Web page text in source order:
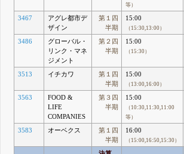
等）
3467
アグレ都市デ
ザイン
第１四
半期
15:00
（15:30,13:00）
3486
グローバル・
リンク・マネ
ジメント
第２四
半期
15:00
（15:30）
3513 イチカワ
第１四
半期
15:00
（13:00,16:00）
3563
FOOD &
LIFE
COMPANIES
第３四
半期
15:00
（10:30,11:30,11:00
等）
3583 オーベクス
第１四
半期
16:00
（15:00,16:50,15:30）